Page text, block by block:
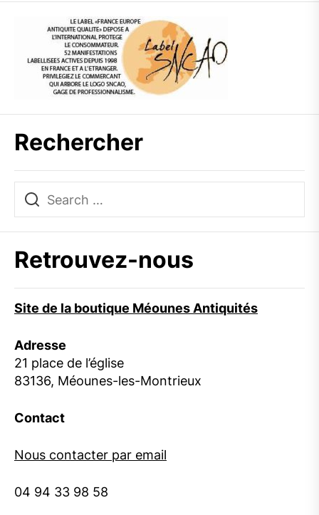
Rechercher
Retrouvez-nous
Site de la boutique Méounes Antiquités
Adresse
21 place de l’église
83136, Méounes-les-Montrieux
Contact
Nous contacter par email
04 94 33 98 58